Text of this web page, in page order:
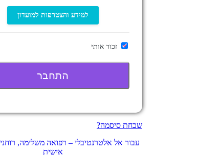
למידע והצטרפות למועדון
זכור אותי
שכחת סיסמה?
עבור אל אלטרנטיבלי – רפואה משלימה,
אישית